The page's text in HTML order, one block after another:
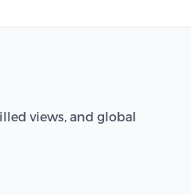
views, and global